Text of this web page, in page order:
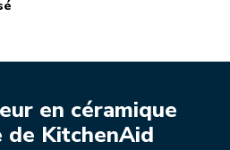
en céramique
de KitchenAid